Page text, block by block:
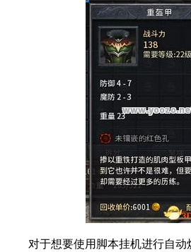
对于想要使用脚本挂机进行自动